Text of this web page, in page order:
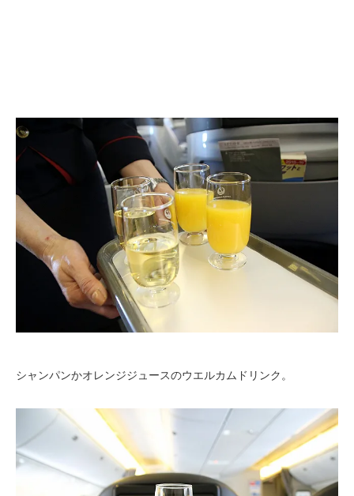
シャンパンかオレンジジュースのウエルカムドリンク。